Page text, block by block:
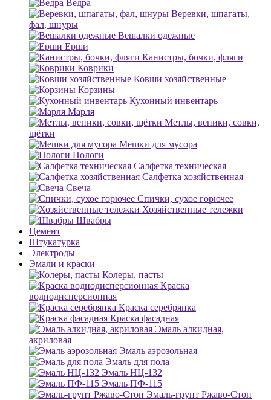
Ведра
Веревки, шпагаты,
фал, шнуры
Вешалки одежные
Ерши
Канистры, бочки, фляги
Коврики
Ковши хозяйственные
Корзины
Кухонный инвентарь
Марля
Метлы, веники, совки,
щётки
Мешки для мусора
Пологи
Салфетка техническая
Салфетка хозяйственная
Свеча
Спички, сухое горючее
Хозяйственные тележки
Швабры
Цемент
Штукатурка
Электроды
Эмали и краски
Колеры, пасты
Краска
воднодисперсионная
Краска серебрянка
Краска фасадная
Эмаль алкидная,
акриловая
Эмаль аэрозольная
Эмаль для пола
Эмаль НЦ-132
Эмаль ПФ-115
Эмаль-грунт Ржаво-Стоп